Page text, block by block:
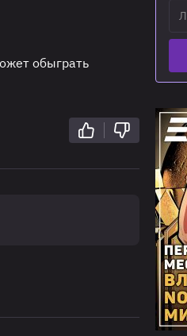
обыграть